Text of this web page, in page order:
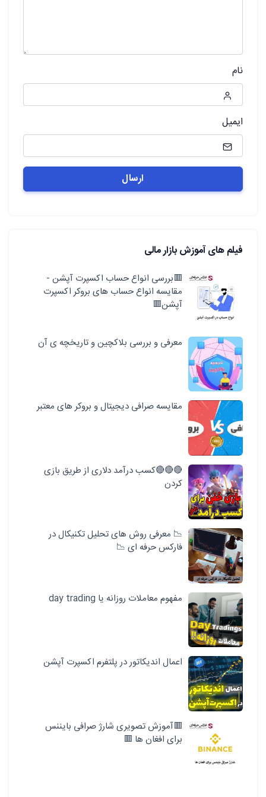
نام
ایمیل
فیلم های آموزش بازار مالی
🟥بررسی انواع حساب اکسپرت آپشن -
مقایسه انواع حساب های بروکر اکسپرت
آپشن🟥
معرفی و بررسی بلاکچین و تاریخچه ی آن
مقایسه صرافی دیجیتال و بروکر های معتبر
🔴🔴🔴کسب درآمد دلاری از طریق بازی
کردن
📉 معرفی روش های تحلیل تکنیکال در
فارکس حرفه ای 📉
مفهوم معاملات روزانه یا day trading
اعمال اندیکاتور در پلتفرم اکسپرت آپشن
🟥آموزش تصویری شارژ صرافی بایننس
برای افغان ها 🟥